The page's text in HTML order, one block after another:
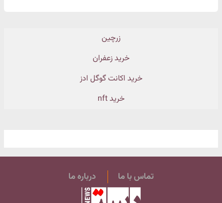
زرچین
خرید زعفران
خرید اکانت گوگل ادز
خرید nft
تماس با ما درباره ما